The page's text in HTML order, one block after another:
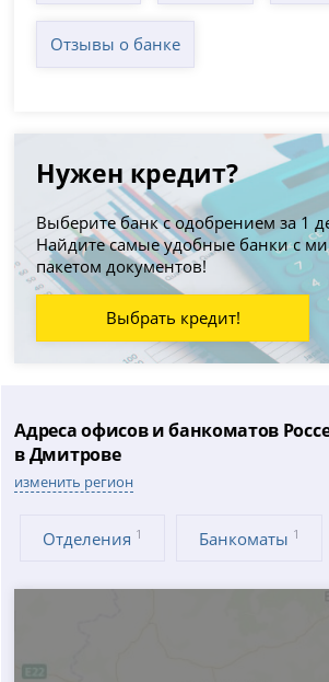
Отзывы о банке
Нужен кредит?
Выберите банк с одобрением за 1
Найдите самые удобные банки с
пакетом документов!
Выбрать кредит!
Адреса офисов и банкоматов
в Дмитрове
изменить регион
Отделения 1 Банкоматы 1